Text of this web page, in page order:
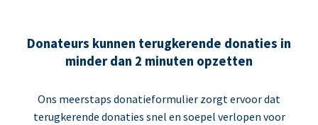
Donateurs kunnen terugkerende donaties in
minder dan 2 minuten opzetten
Ons meerstaps donatieformulier zorgt ervoor dat
terugkerende donaties snel en soepel verlopen voor